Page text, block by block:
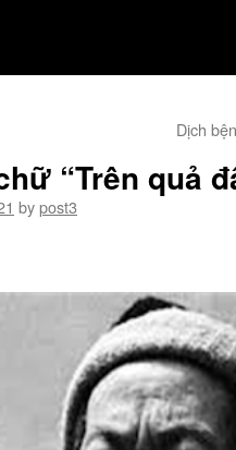
Dịch
“Trên quả
bypost3